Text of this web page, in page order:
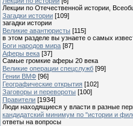
Лекции по Отечественной истории,
Загадки истории [109]
загадки истории
Великие авантюристы [115]
в этом разделе вы узнаете о самых
Боги народов мира [87]
Аферы века [37]
Самые громкие аферы 20 века
Великие операции спецслужб [99]
Гении ВМФ [96]
Географические открытия [102]
Заговоры и перевороты [100]
Правители [1934]
Люди находящиеся у власти в разные
кандидатский минимум по "истории и
ответы на вопросы